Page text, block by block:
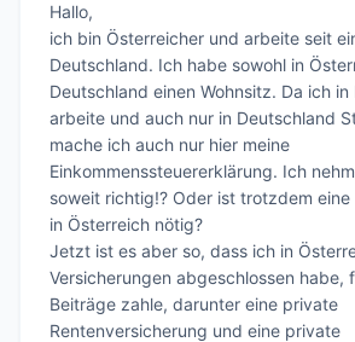
Hallo,
ich bin Österreicher und arbeite seit
Deutschland. Ich habe sowohl in
Deutschland einen Wohnsitz. Da ich
arbeite und auch nur in Deutschland
mache ich auch nur hier meine
Einkommenssteuererklärung. Ich
soweit richtig!? Oder ist trotzdem
in Österreich nötig?
Jetzt ist es aber so, dass ich in
Versicherungen abgeschlossen habe,
Beiträge zahle, darunter eine private
Rentenversicherung und eine private